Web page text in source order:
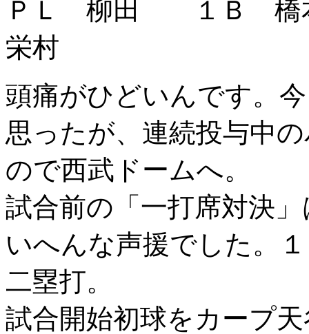
ＰＬ 柳田 １Ｂ
栄村
頭痛がひどいんです。
思ったが、連続投与中
ので西武ドームへ。
試合前の「一打席対決
いへんな声援でした。
二塁打。
試合開始初球をカープ